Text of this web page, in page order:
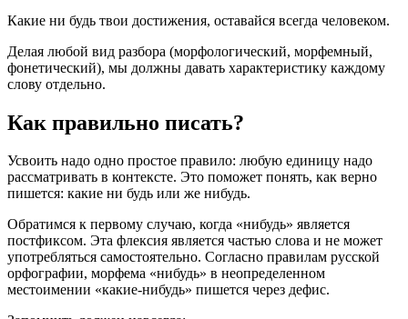
Какие ни будь твои достижения, оставайся всегда человеком.
Делая любой вид разбора (морфологический, морфемный,
фонетический), мы должны давать характеристику каждому
слову отдельно.
Как правильно писать?
Усвоить надо одно простое правило: любую единицу надо
рассматривать в контексте. Это поможет понять, как верно
пишется: какие ни будь или же нибудь.
Обратимся к первому случаю, когда «нибудь» является
постфиксом. Эта флексия является частью слова и не может
употребляться самостоятельно. Согласно правилам русской
орфографии, морфема «нибудь» в неопределенном
местоимении «какие-нибудь» пишется через дефис.